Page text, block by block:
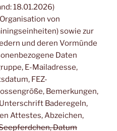
18.01.2026)
von
sowie zur
und deren Vormünde
Daten
E-Mailadresse,
FEZ-
Bemerkungen,
Baderegeln,
Attestes, Abzeichen,
Datum